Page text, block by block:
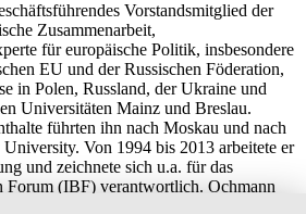
Vorstandsmitglied der
Zusammenarbeit,
für europäische Politik, insbesondere
EU und der Russischen Föderation,
in Polen, Russland, der Ukraine und
Universitäten Mainz und Breslau.
führten ihn nach Moskau und nach
Von 1994 bis 2013 arbeitete er
und zeichnete sich u.a. für das
Forum (IBF) verantwortlich. Ochmann